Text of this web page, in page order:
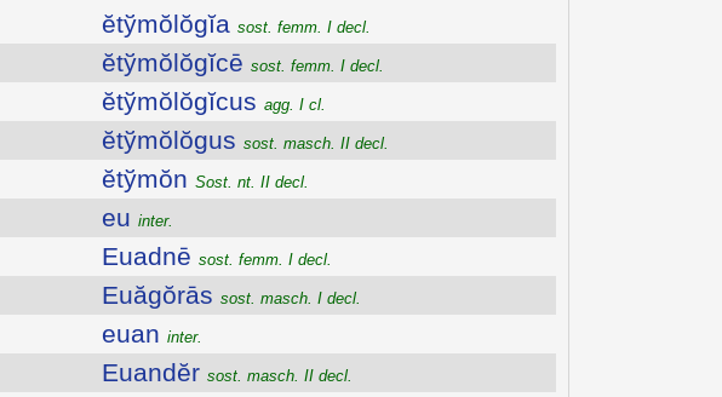
ĕtўmŏlŏgĭa sost. femm. I decl.
ĕtўmŏlŏgĭcē sost. femm. I decl.
ĕtўmŏlŏgĭcus agg. I cl.
ĕtўmŏlŏgus sost. masch. II decl.
ĕtўmŏn Sost. nt. II decl.
eu inter.
Euadnē sost. femm. I decl.
Euăgŏrās sost. masch. I decl.
euan inter.
Euandĕr sost. masch. II decl.